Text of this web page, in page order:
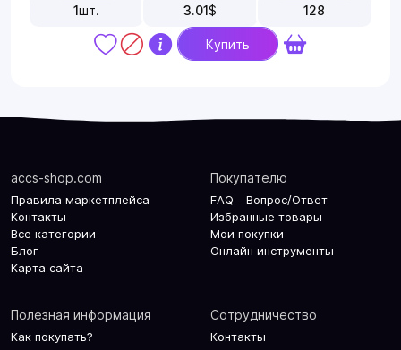
1шт. 3.01$ 128
Купить
accs-shop.com
Правила маркетплейса
Контакты
Все категории
Блог
Карта сайта
Покупателю
FAQ - Вопрос/Ответ
Избранные товары
Мои покупки
Онлайн инструменты
Полезная информация
Как покупать?
Сотрудничество
Контакты